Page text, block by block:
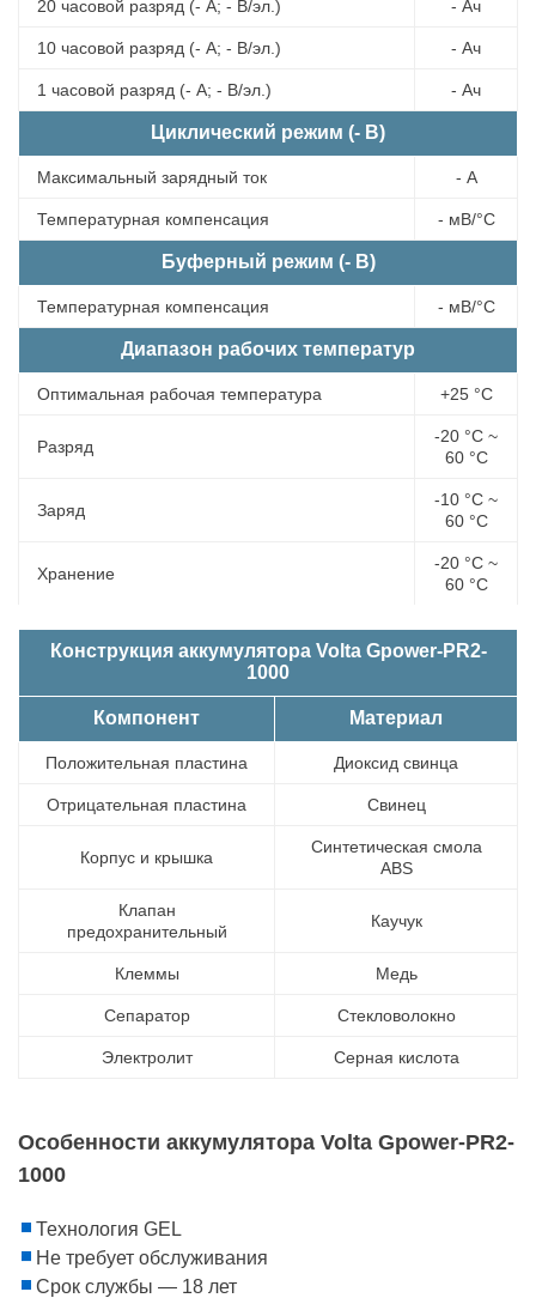
20 часовой разряд (- А; - В/эл.) - Ач
10 часовой разряд (- А; - В/эл.) - Ач
1 часовой разряд (- А; - В/эл.) - Ач
Циклический режим (- В)
Максимальный зарядный ток - А
Температурная компенсация - мВ/°С
Буферный режим (- В)
Температурная компенсация - мВ/°С
Диапазон рабочих температур
Оптимальная рабочая температура +25 °С
Разряд
-20 °С ~
60 °С
Заряд
-10 °С ~
60 °С
Хранение
-20 °С ~
60 °С
Конструкция аккумулятора Volta Gpower-PR2-
1000
Компонент Материал
Положительная пластина Диоксид свинца
Отрицательная пластина Свинец
Корпус и крышка
Синтетическая смола
ABS
Клапан
предохранительный
Каучук
Клеммы Медь
Сепаратор Стекловолокно
Электролит Серная кислота
Особенности аккумулятора Volta Gpower-PR2-
1000
Технология GEL
Не требует обслуживания
Срок службы — 18 лет